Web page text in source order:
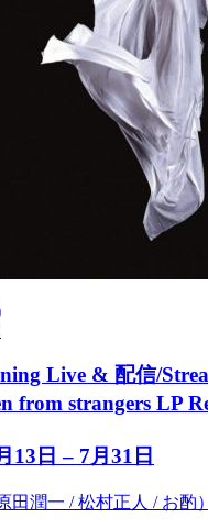
Live & 配信/
from strangers LP
13日 – 7月31日
田潤一 / 松村正人 / お酌